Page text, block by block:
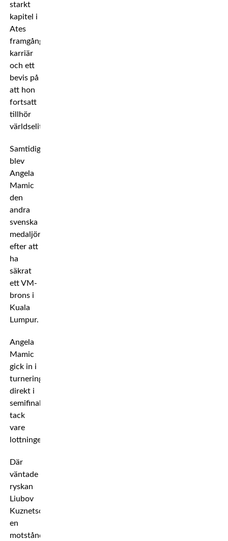
starkt
kapitel i
Ates
framgångsrika
karriär
och ett
bevis på
att hon
fortsatt
tillhör
världseliten.
Samtidigt
blev
Angela
Mamic
den
andra
svenska
medaljören
efter att
ha
säkrat
ett VM-
brons i
Kuala
Lumpur.
Angela
Mamic
gick in i
turneringen
direkt i
semifinal
tack
vare
lottningen.
Där
väntade
ryskan
Liubov
Kuznetsova,
en
motståndare